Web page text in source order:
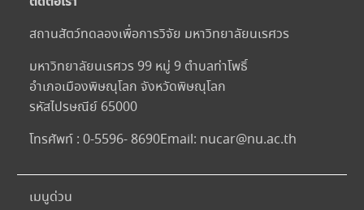
สถานสัตว์ทดลองเพื่อการวิจัย มหาวิทยาลัยนเรศวร
มหาวิทยาลัยนเรศวร 99 หมู่ 9 ตำบลท่าโพธิ์
อำเภอเมืองพิษณุโลก จังหวัดพิษณุโลก
รหัสไปรษณีย์ 65000
โทรศัพท์ : 0-5596- 8690Email: nucar@nu.ac.th
เมนูด่วน